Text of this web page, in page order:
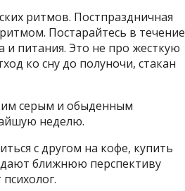
ритмов. Постпраздничная
Постарайтесь в течение
и питания. Это не про жесткую
ко сну до полуночи, стакан
серым и обыденным
неделю.
с другом на кофе, купить
ближнюю перспективу